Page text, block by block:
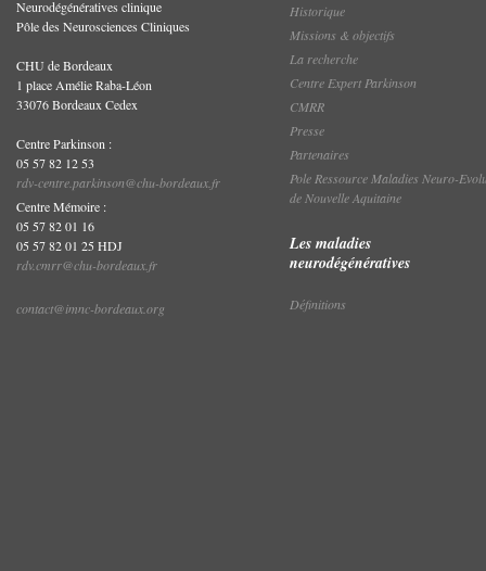
Neurodégénératives clinique
Pôle des Neurosciences Cliniques
CHU de Bordeaux
1 place Amélie Raba-Léon
33076 Bordeaux Cedex
Centre Parkinson :
05 57 82 12 53
rdv-centre.parkinson@chu-bordeaux.fr
Centre Mémoire :
05 57 82 01 16
05 57 82 01 25 HDJ
rdv.cmrr@chu-bordeaux.fr
contact@imnc-bordeaux.org
Historique
Missions & objectifs
La recherche
Centre Expert Parkinson
CMRR
Presse
Partenaires
Pole Ressource Maladies Neuro-
de Nouvelle Aquitaine
Les maladies
neurodégénératives
Définitions